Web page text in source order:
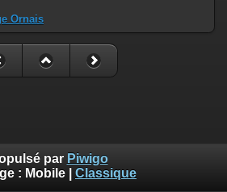
Ornais
par Piwigo
: Mobile Classique